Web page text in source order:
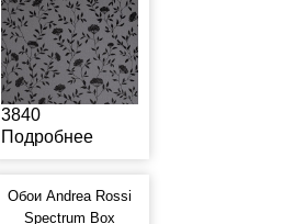
3840
Подробнее
Обои Andrea Rossi
Spectrum Box